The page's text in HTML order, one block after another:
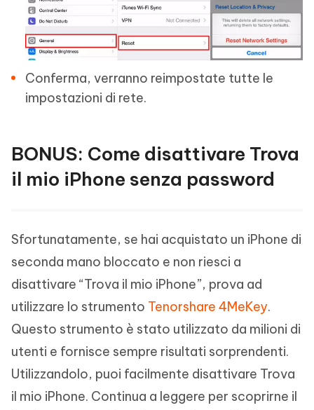
Conferma, verranno reimpostate tutte le
impostazioni di rete.
BONUS: Come disattivare Trova
il mio iPhone senza password
Sfortunatamente, se hai acquistato un iPhone di
seconda mano bloccato e non riesci a
disattivare “Trova il mio iPhone”, prova ad
utilizzare lo strumento Tenorshare 4MeKey.
Questo strumento è stato utilizzato da milioni di
utenti e fornisce sempre risultati sorprendenti.
Utilizzandolo, puoi facilmente disattivare Trova
il mio iPhone. Continua a leggere per scoprirne il